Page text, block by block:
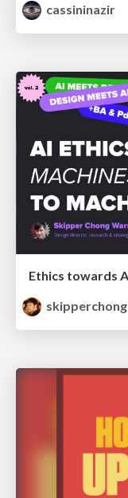
cassininazir
skipperchong